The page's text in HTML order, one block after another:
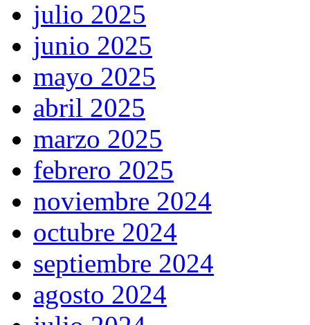
julio 2025
junio 2025
mayo 2025
abril 2025
marzo 2025
febrero 2025
noviembre 2024
octubre 2024
septiembre 2024
agosto 2024